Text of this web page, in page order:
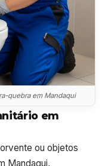
quebra em Mandaqui
em
ou objetos
Mandaqui,